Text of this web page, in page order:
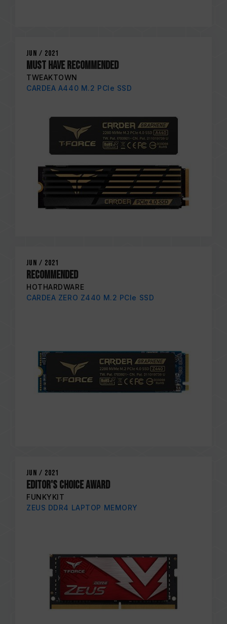
Jun / 2021
MUST HAVE RECOMMENDED
TWEAKTOWN
CARDEA A440 M.2 PCIe SSD
Jun / 2021
RECOMMENDED
HOTHARDWARE
CARDEA ZERO Z440 M.2 PCIe SSD
Jun / 2021
EDITOR'S CHOICE AWARD
FUNKYKIT
ZEUS DDR4 LAPTOP MEMORY